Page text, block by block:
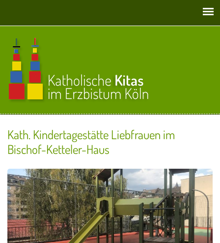
Kath. Kindertagestätte Liebfrauen im
Bischof-Ketteler-Haus